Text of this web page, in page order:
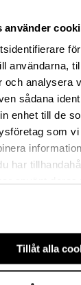
använder
användarna,
och analysera
sådana
enhet till de
som
har
Tillåt alla